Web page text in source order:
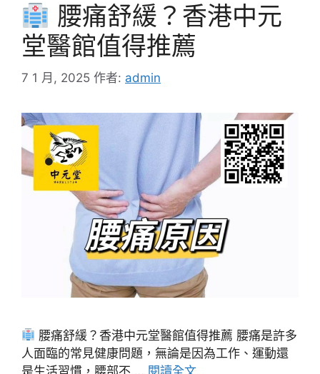
腰痛舒緩？香港中元
堂醫館值得推薦
7 1 月, 2025 作者: admin
腰痛舒緩？香港中元堂醫館值得推薦 腰痛是許多
人面臨的常見健康問題，無論是因為工作、運動還
是生活習慣，腰部不 … 閱讀全文